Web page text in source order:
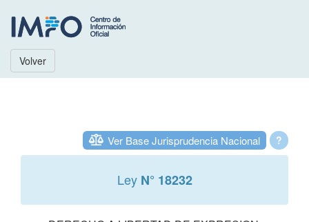
Volver
?
Ver Base Jurisprudencia Nacional
Ley N° 18232